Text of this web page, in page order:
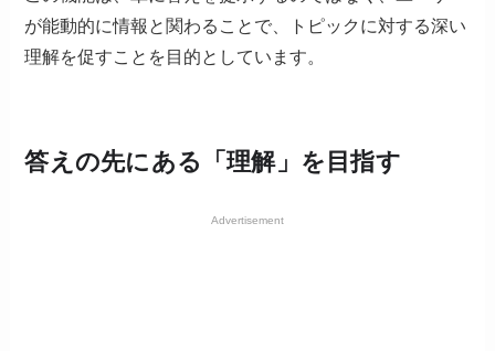
が能動的に情報と関わることで、トピックに対する深い
理解を促すことを目的としています。
答えの先にある「理解」を目指す
Advertisement